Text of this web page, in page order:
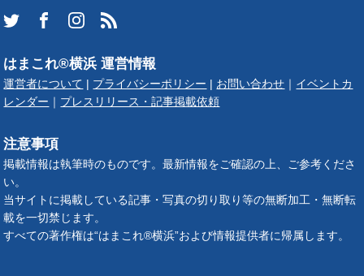
はまこれ®横浜 運営情報
運営者について プライバシーポリシー お問い合わせ
イベントカ
レンダー
プレスリリース・記事掲載依頼
注意事項
掲載情報は執筆時のものです。最新情報をご確認の上、ご参考くださ
い。
当サイトに掲載している記事・写真の切り取り等の無断加工・無断転
載を一切禁じます。
すべての著作権は“はまこれ®横浜”および情報提供者に帰属します。